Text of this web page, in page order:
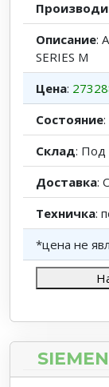
Описание:
SERIES M
Цена:
Состояние
Склад: Под
Доставка:
Техничка:
*цена не